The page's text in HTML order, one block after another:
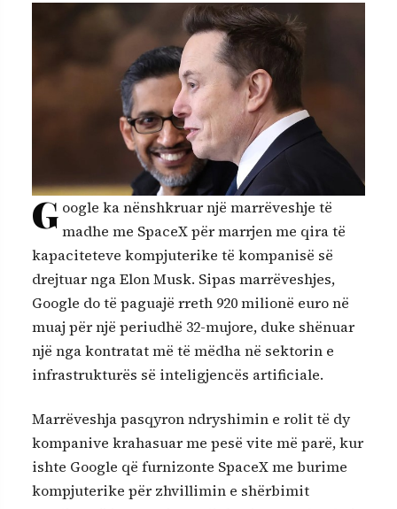
G oogle ka nënshkruar një marrëveshje të
madhe me SpaceX për marrjen me qira të
kapaciteteve kompjuterike të kompanisë së
drejtuar nga Elon Musk. Sipas marrëveshjes,
Google do të paguajë rreth 920 milionë euro në
muaj për një periudhë 32-mujore, duke shënuar
një nga kontratat më të mëdha në sektorin e
infrastrukturës së inteligjencës artificiale.
Marrëveshja pasqyron ndryshimin e rolit të dy
kompanive krahasuar me pesë vite më parë, kur
ishte Google që furnizonte SpaceX me burime
kompjuterike për zhvillimin e shërbimit